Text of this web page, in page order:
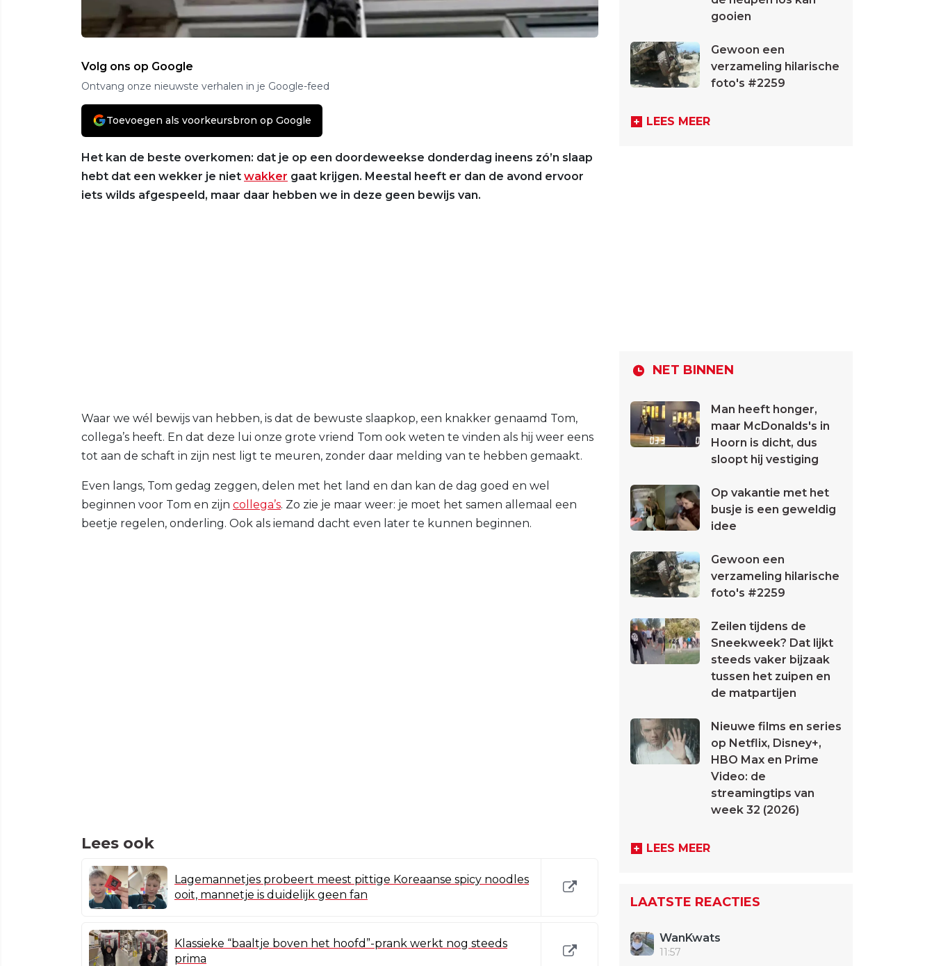
Volg ons op Google
Ontvang onze nieuwste verhalen in je Google-feed
Toevoegen als voorkeursbron op Google
Het kan de beste overkomen: dat je op een doordeweekse donderdag ineens zó’n slaap
hebt dat een wekker je niet wakker gaat krijgen. Meestal heeft er dan de avond ervoor
iets wilds afgespeeld, maar daar hebben we in deze geen bewijs van.
Waar we wél bewijs van hebben, is dat de bewuste slaapkop, een knakker genaamd Tom,
collega’s heeft. En dat deze lui onze grote vriend Tom ook weten te vinden als hij weer eens
tot aan de schaft in zijn nest ligt te meuren, zonder daar melding van te hebben gemaakt.
Even langs, Tom gedag zeggen, delen met het land en dan kan de dag goed en wel
beginnen voor Tom en zijn collega’s. Zo zie je maar weer: je moet het samen allemaal een
beetje regelen, onderling. Ook als iemand dacht even later te kunnen beginnen.
Lees ook
Lagemannetjes probeert meest pittige Koreaanse spicy noodles
ooit, mannetje is duidelijk geen fan
Klassieke “baaltje boven het hoofd”-prank werkt nog steeds
prima
gooien
Gewoon een
verzameling hilarische
foto's #2259
LEES MEER
NET BINNEN
Man heeft honger,
maar McDonalds's in
Hoorn is dicht, dus
sloopt hij vestiging
Op vakantie met het
busje is een geweldig
idee
Gewoon een
verzameling hilarische
foto's #2259
Zeilen tijdens de
Sneekweek? Dat lijkt
steeds vaker bijzaak
tussen het zuipen en
de matpartijen
Nieuwe films en series
op Netflix, Disney+,
HBO Max en Prime
Video: de
streamingtips van
week 32 (2026)
LEES MEER
LAATSTE REACTIES
WanKwats
11:57